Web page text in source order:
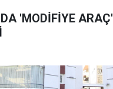
'MODİFİYE ARAÇ'